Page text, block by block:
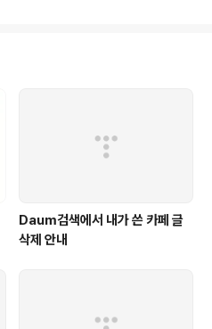
Daum검색에서 내가 쓴 카페 글
삭제 안내